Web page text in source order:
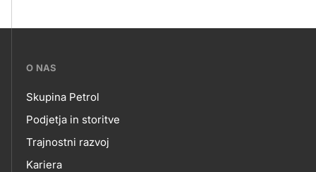
???
skupno.footer-
title???
O NAS
O
NAS
Skupina Petrol
Podjetja in storitve
Trajnostni razvoj
Kariera